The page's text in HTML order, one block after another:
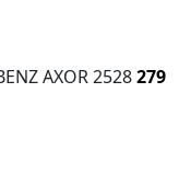
AXOR 2528279